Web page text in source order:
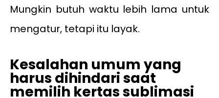
Mungkin butuh waktu lebih lama untuk
mengatur, tetapi itu layak.
Kesalahan umum yang
harus dihindari saat
memilih kertas sublimasi